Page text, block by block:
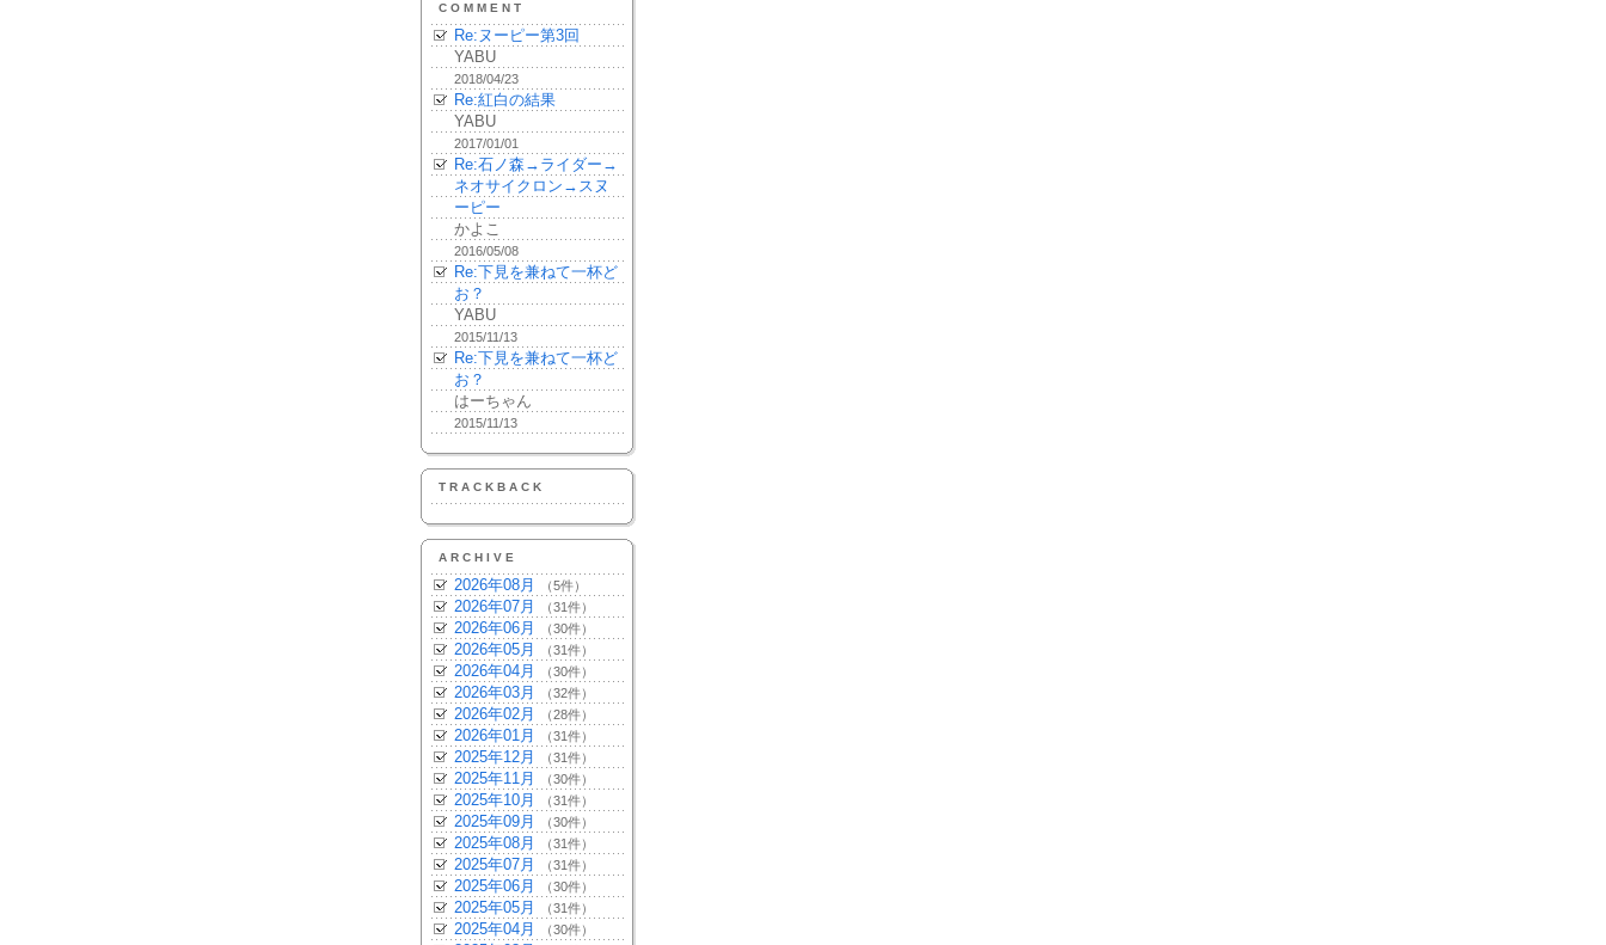
COMMENT
Re:ヌーピー第3回
YABU
2018/04/23
Re:紅白の結果
YABU
2017/01/01
Re:石ノ森→ライダー→
ネオサイクロン→スヌ
ーピー
かよこ
2016/05/08
Re:下見を兼ねて一杯ど
お？
YABU
2015/11/13
Re:下見を兼ねて一杯ど
お？
はーちゃん
2015/11/13
TRACKBACK
ARCHIVE
2026年08月 （5件）
2026年07月 （31件）
2026年06月 （30件）
2026年05月 （31件）
2026年04月 （30件）
2026年03月 （32件）
2026年02月 （28件）
2026年01月 （31件）
2025年12月 （31件）
2025年11月 （30件）
2025年10月 （31件）
2025年09月 （30件）
2025年08月 （31件）
2025年07月 （31件）
2025年06月 （30件）
2025年05月 （31件）
2025年04月 （30件）